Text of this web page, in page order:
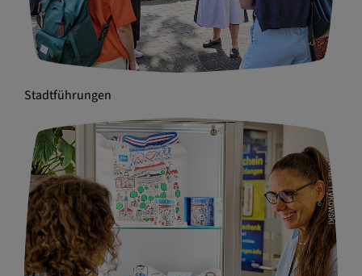
Stadtführungen